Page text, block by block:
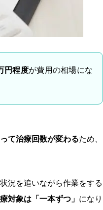
円程度が費用の相場にな
て治療回数が変わるため、
況を追いながら作業をする
対象は「一本ずつ」 になり